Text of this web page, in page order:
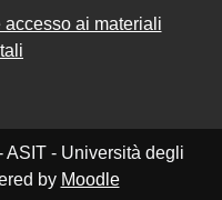
ai materiali
ASIT - Università degli
by Moodle